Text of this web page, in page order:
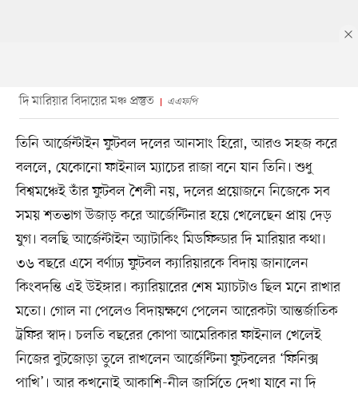
দি মারিয়ার বিদায়ের মঞ্চ প্রস্তুত এএফপি
তিনি আর্জেন্টাইন ফুটবল দলের আনসাং হিরো, আরও সহজ করে
বললে, যেকোনো ফাইনাল ম্যাচের রাজা বনে যান তিনি। শুধু
বিশ্বমঞ্চেই তাঁর ফুটবল শৈলী নয়, দলের প্রয়োজনে নিজেকে সব
সময় শতভাগ উজাড় করে আর্জেন্টিনার হয়ে খেলেছেন প্রায় দেড়
যুগ। বলছি আর্জেন্টাইন অ্যাটাকিং মিডফিল্ডার দি মারিয়ার কথা।
৩৬ বছরে এসে বর্ণাঢ্য ফুটবল ক্যারিয়ারকে বিদায় জানালেন
কিংবদন্তি এই উইঙ্গার। ক্যারিয়ারের শেষ ম্যাচটাও ছিল মনে রাখার
মতো। গোল না পেলেও বিদায়ক্ষণে পেলেন আরেকটা আন্তর্জাতিক
ট্রফির স্বাদ। চলতি বছরের কোপা আমেরিকার ফাইনাল খেলেই
নিজের বুটজোড়া তুলে রাখলেন আর্জেন্টিনা ফুটবলের ‘ফিনিক্স
পাখি’। আর কখনোই আকাশি-নীল জার্সিতে দেখা যাবে না দি